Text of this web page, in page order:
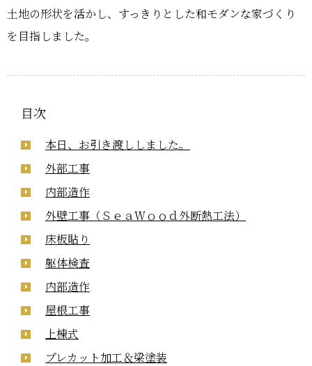
土地の形状を活かし、すっきりとした和モダンな家づくり
を目指しました。
目次
本日、お引き渡ししました。
外部工事
内部造作
外壁工事（ＳｅａＷｏｏｄ外断熱工法）
床板貼り
躯体検査
内部造作
屋根工事
上棟式
プレカット加工＆梁塗装